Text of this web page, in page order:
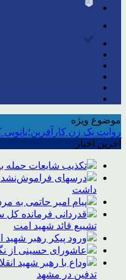
موضوع ویژه
روایت یک زن
آخرین اخبار
تکذیب شایعات حمله
درسهای
داشت
پیام امیر حاتمی به
قدردانی فرمانده
تشییع قائد شهید امت
ورود پیکر رهبر
عاشورای حسینی از
تدفین در مشهد